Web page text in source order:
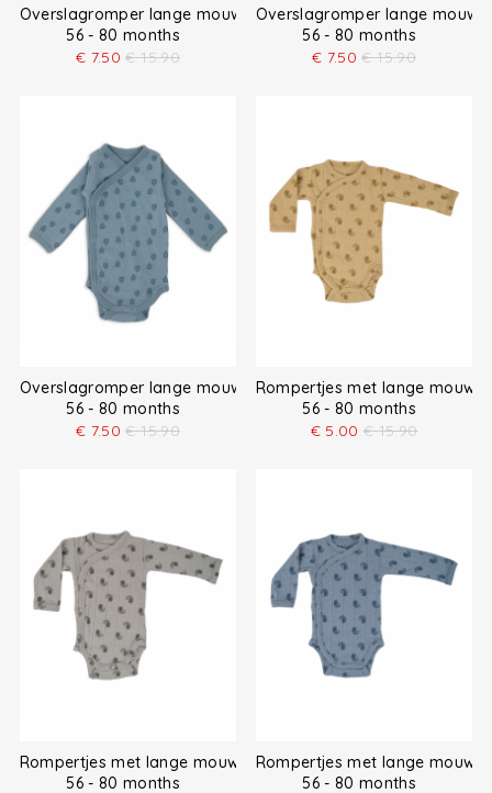
Overslagromper lange mouw
56 - 80 months
€ 7.50 € 15.90
Overslagromper lange mouw
56 - 80 months
€ 7.50 € 15.90
Overslagromper lange mouw
56 - 80 months
€ 7.50 € 15.90
Rompertjes met lange mouw
56 - 80 months
€ 5.00 € 15.90
Rompertjes met lange mouw
56 - 80 months
Rompertjes met lange mouw
56 - 80 months